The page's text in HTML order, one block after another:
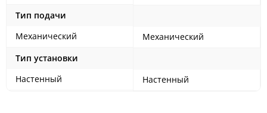
Тип подачи
Механический
Тип установки
Настенный
Механический
Настенный